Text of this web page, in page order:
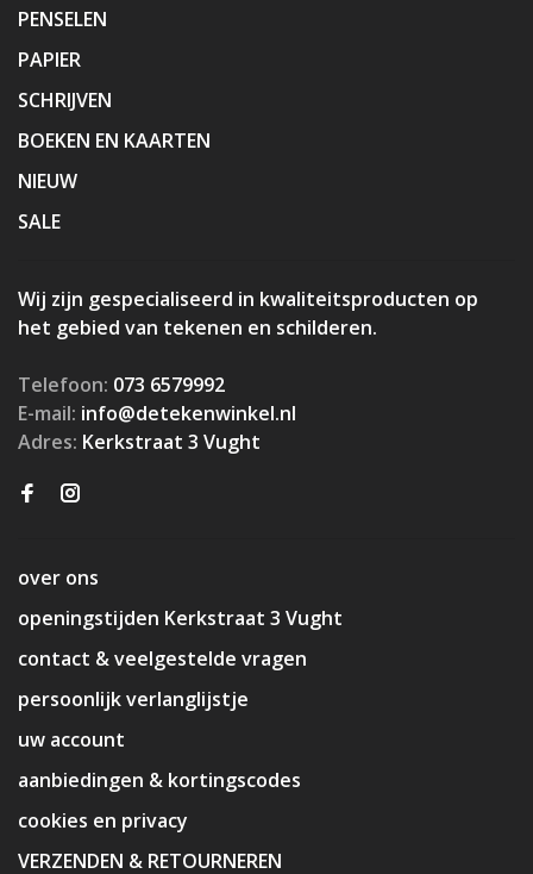
PENSELEN
PAPIER
SCHRIJVEN
BOEKEN EN KAARTEN
NIEUW
SALE
Wij zijn gespecialiseerd in kwaliteitsproducten op
het gebied van tekenen en schilderen.
Telefoon: 073 6579992
E-mail: info@detekenwinkel.nl
Adres: Kerkstraat 3 Vught
over ons
openingstijden Kerkstraat 3 Vught
contact & veelgestelde vragen
persoonlijk verlanglijstje
uw account
aanbiedingen & kortingscodes
cookies en privacy
VERZENDEN & RETOURNEREN